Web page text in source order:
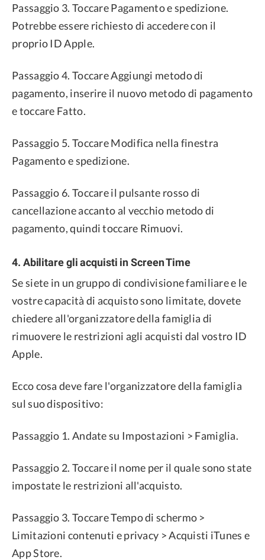
Passaggio 3. Toccare Pagamento e spedizione.
Potrebbe essere richiesto di accedere con il
proprio ID Apple.
Passaggio 4. Toccare Aggiungi metodo di
pagamento, inserire il nuovo metodo di pagamento
e toccare Fatto.
Passaggio 5. Toccare Modifica nella finestra
Pagamento e spedizione.
Passaggio 6. Toccare il pulsante rosso di
cancellazione accanto al vecchio metodo di
pagamento, quindi toccare Rimuovi.
4. Abilitare gli acquisti in Screen Time
Se siete in un gruppo di condivisione familiare e le
vostre capacità di acquisto sono limitate, dovete
chiedere all'organizzatore della famiglia di
rimuovere le restrizioni agli acquisti dal vostro ID
Apple.
Ecco cosa deve fare l'organizzatore della famiglia
sul suo dispositivo:
Passaggio 1. Andate su Impostazioni > Famiglia.
Passaggio 2. Toccare il nome per il quale sono state
impostate le restrizioni all'acquisto.
Passaggio 3. Toccare Tempo di schermo >
Limitazioni contenuti e privacy > Acquisti iTunes e
App Store.